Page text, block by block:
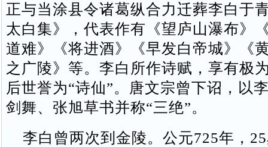
正与当涂县令诸葛纵合力迁葬李白于
太白集》，代表作有《望庐山瀑布》
道难》《将进酒》《早发白帝城》《
之广陵》等。李白所作诗赋，享有极
后世誉为“诗仙”。唐文宗曾下诏，以
剑舞、张旭草书并称“三绝”。
李白曾两次到金陵。公元725年，